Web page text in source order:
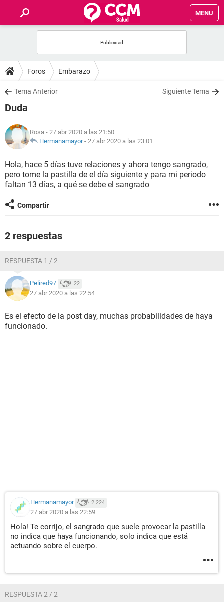
MENU
FOROS
SALUD
NUTRICIÓN
BIENESTAR
Foros Embarazo
Tema Anterior Siguiente Tema
Duda
Rosa - 27 abr 2020 a las 21:50
Hermanamayor- 27 abr 2020 a las 23:01
Hola, hace 5 días tuve relaciones y ahora tengo sangrado,
pero tome la pastilla de el día siguiente y para mi periodo
faltan 13 días, a qué se debe el sangrado
Compartir
2 respuestas
RESPUESTA 1 / 2
Pelired97 22
27 abr 2020 a las 22:54
Es el efecto de la post day, muchas probabilidades de haya
funcionado.
Hermanamayor 2.224
27 abr 2020 a las 22:59
Hola! Te corrijo, el sangrado que suele provocar la pastilla
no indica que haya funcionando, solo indica que está
actuando sobre el cuerpo.
RESPUESTA 2 / 2